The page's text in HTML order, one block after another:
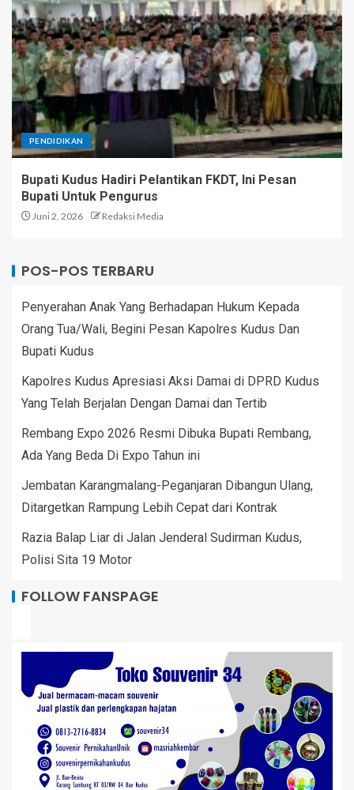
PENDIDIKAN
Bupati Kudus Hadiri Pelantikan FKDT, Ini Pesan
Bupati Untuk Pengurus
Juni 2, 2026 Redaksi Media
POS-POS TERBARU
Penyerahan Anak Yang Berhadapan Hukum Kepada
Orang Tua/Wali, Begini Pesan Kapolres Kudus Dan
Bupati Kudus
Kapolres Kudus Apresiasi Aksi Damai di DPRD Kudus
Yang Telah Berjalan Dengan Damai dan Tertib
Rembang Expo 2026 Resmi Dibuka Bupati Rembang,
Ada Yang Beda Di Expo Tahun ini
Jembatan Karangmalang-Peganjaran Dibangun Ulang,
Ditargetkan Rampung Lebih Cepat dari Kontrak
Razia Balap Liar di Jalan Jenderal Sudirman Kudus,
Polisi Sita 19 Motor
FOLLOW FANSPAGE